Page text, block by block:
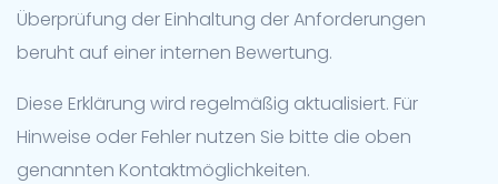
Überprüfung der Einhaltung der Anforderungen
beruht auf einer internen Bewertung.
Diese Erklärung wird regelmäßig aktualisiert. Für
Hinweise oder Fehler nutzen Sie bitte die oben
genannten Kontaktmöglichkeiten.